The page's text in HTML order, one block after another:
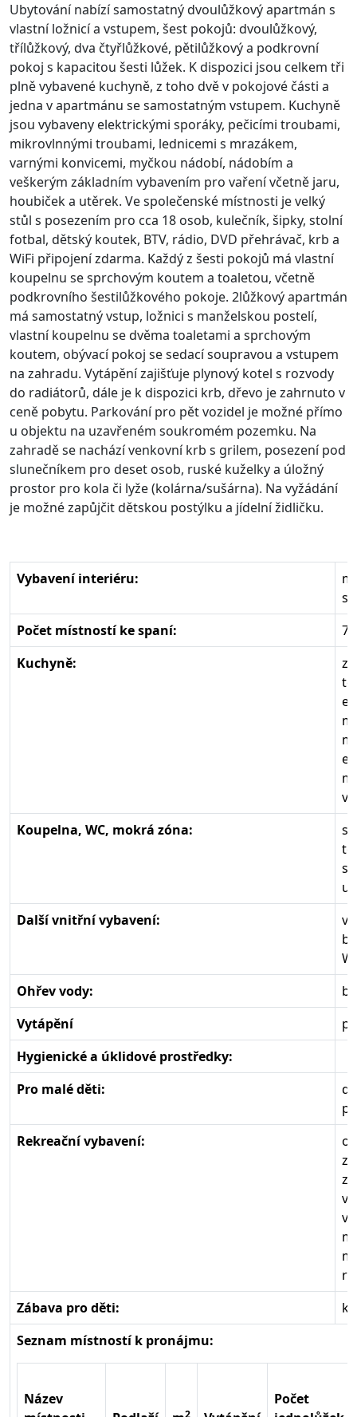
Ubytování nabízí samostatný dvoulůžkový apartmán s
vlastní ložnicí a vstupem, šest pokojů: dvoulůžkový,
třílůžkový, dva čtyřlůžkové, pětilůžkový a podkrovní
pokoj s kapacitou šesti lůžek. K dispozici jsou celkem tři
plně vybavené kuchyně, z toho dvě v pokojové části a
jedna v apartmánu se samostatným vstupem. Kuchyně
jsou vybaveny elektrickými sporáky, pečicími troubami,
mikrovlnnými troubami, lednicemi s mrazákem,
varnými konvicemi, myčkou nádobí, nádobím a
veškerým základním vybavením pro vaření včetně jaru,
houbiček a utěrek. Ve společenské místnosti je velký
stůl s posezením pro cca 18 osob, kulečník, šipky, stolní
fotbal, dětský koutek, BTV, rádio, DVD přehrávač, krb a
WiFi připojení zdarma. Každý z šesti pokojů má vlastní
koupelnu se sprchovým koutem a toaletou, včetně
podkrovního šestilůžkového pokoje. 2lůžkový apartmán
má samostatný vstup, ložnici s manželskou postelí,
vlastní koupelnu se dvěma toaletami a sprchovým
koutem, obývací pokoj se sedací soupravou a vstupem
na zahradu. Vytápění zajišťuje plynový kotel s rozvody
do radiátorů, dále je k dispozici krb, dřevo je zahrnuto v
ceně pobytu. Parkování pro pět vozidel je možné přímo
u objektu na uzavřeném soukromém pozemku. Na
zahradě se nachází venkovní krb s grilem, posezení pod
slunečníkem pro deset osob, ruské kuželky a úložný
prostor pro kola či lyže (kolárna/sušárna). Na vyžádání
je možné zapůjčit dětskou postýlku a jídelní židličku.
Vybavení interiéru:
Počet místností ke spaní:
7
Kuchyně:
Koupelna, WC, mokrá zóna:
Další vnitřní vybavení:
Ohřev vody:
Vytápění
Hygienické a úklidové prostředky:
Pro malé děti:
Rekreační vybavení:
Zábava pro děti:
Seznam místností k pronájmu:
Název
Počet